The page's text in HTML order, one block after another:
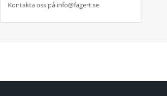
Kontakta oss på info@fagert.se